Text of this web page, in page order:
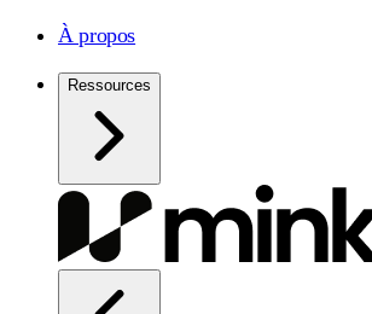
À propos
Ressources